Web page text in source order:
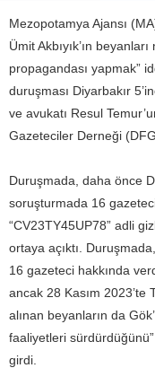
Mezopotamya Ajansı
Ümit Akbıyık’ın
propagandası yapmak”
duruşması Diyarbakır
ve avukatı Resul
Gazeteciler Derneği
Duruşmada, daha önce
soruşturmada 16
“CV23TY45UP78” adli
ortaya açıktı.
16 gazeteci hakkında
ancak 28 Kasım 2023’te
alınan beyanların da
faaliyetleri
girdi.